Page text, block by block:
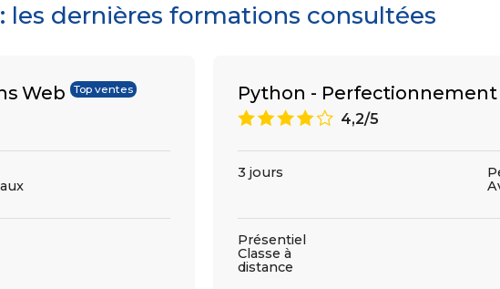
dernières formations consultées
Web Top ventes Python - Perfectionnement
8 4,2/5
3 jours
Présentiel
Classe à
distance